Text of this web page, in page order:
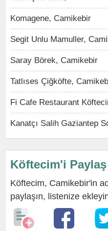
Komagene, Camikebir
Segit Unlu Mamuller,
Saray Börek, Camikebir
Tatlıses Çiğköfte,
Fi Cafe Restaurant
Kanatçı Salih Gaziantep
Köftecim'i Paylaş
Köftecim, Camikebir'in
paylaşın, listenize